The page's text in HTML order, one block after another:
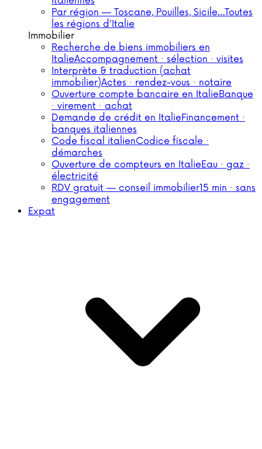
Par région — Toscane, Pouilles, Sicile…Toutes
les régions d'Italie
Immobilier
Recherche de biens immobiliers en
ItalieAccompagnement · sélection · visites
Interprète & traduction (achat
immobilier)Actes · rendez-vous · notaire
Ouverture compte bancaire en ItalieBanque
· virement · achat
Demande de crédit en ItalieFinancement ·
banques italiennes
Code fiscal italienCodice fiscale ·
démarches
Ouverture de compteurs en ItalieEau · gaz ·
électricité
RDV gratuit — conseil immobilier15 min · sans
engagement
Expat